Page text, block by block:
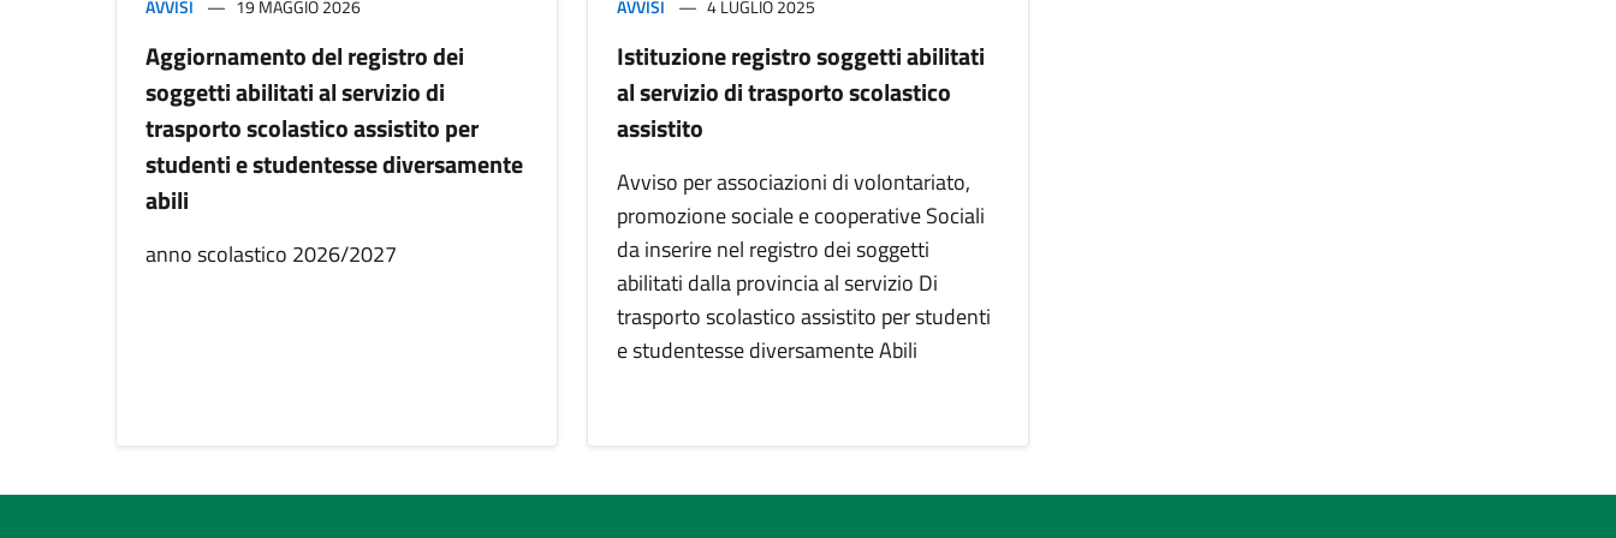
AVVISI 19 MAGGIO 2026
Aggiornamento del registro dei
soggetti abilitati al servizio di
trasporto scolastico assistito per
studenti e studentesse diversamente
abili
anno scolastico 2026/2027
AVVISI 4 LUGLIO 2025
Istituzione registro soggetti abilitati
al servizio di trasporto scolastico
assistito
Avviso per associazioni di volontariato,
promozione sociale e cooperative Sociali
da inserire nel registro dei soggetti
abilitati dalla provincia al servizio Di
trasporto scolastico assistito per studenti
e studentesse diversamente Abili